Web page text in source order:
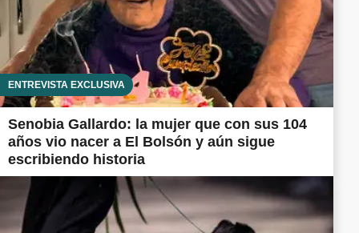
ENTREVISTA EXCLUSIVA
Senobia Gallardo: la mujer que con sus 104
años vio nacer a El Bolsón y aún sigue
escribiendo historia